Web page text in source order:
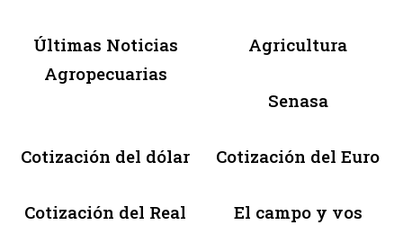
Últimas Noticias
Agropecuarias
Agricultura
Senasa
Cotización del dólar Cotización del Euro
Cotización del Real El campo y vos